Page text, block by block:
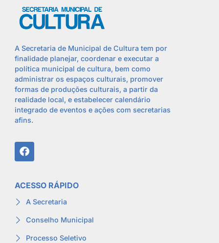
A Secretaria de Municipal de Cultura tem por
finalidade planejar, coordenar e executar a
política municipal de cultura, bem como
administrar os espaços culturais, promover
formas de produções culturais, a partir da
realidade local, e estabelecer calendário
integrado de eventos e ações com secretarias
afins.
ACESSO RÁPIDO
A Secretaria
Conselho Municipal
Processo Seletivo